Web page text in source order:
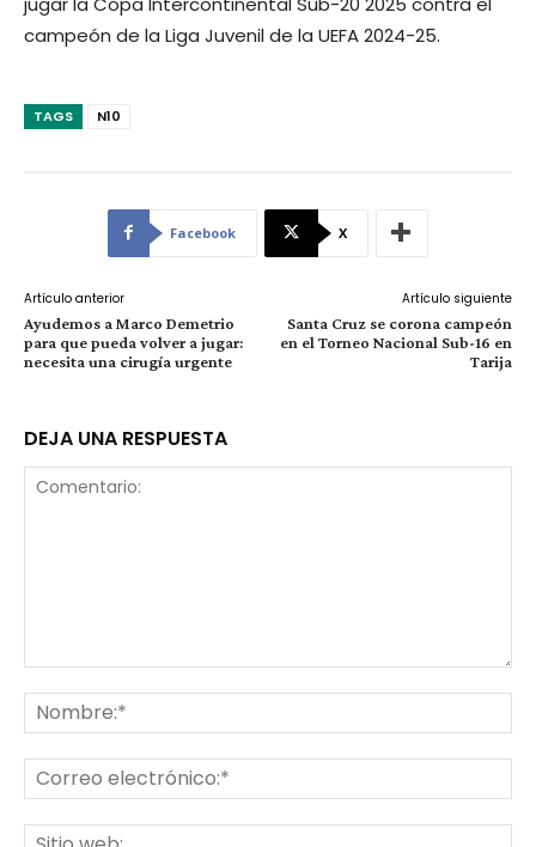
campeón de la Liga Juvenil de la UEFA 2024-25.
TAGS N10
Facebook X
Artículo anterior
Ayudemos a Marco Demetrio
para que pueda volver a jugar:
necesita una cirugía urgente
Artículo siguiente
Santa Cruz se corona campeón
en el Torneo Nacional Sub-16 en
Tarija
DEJA UNA RESPUESTA